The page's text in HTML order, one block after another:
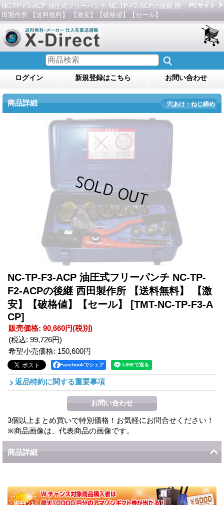
NC-TP-F3-ACP 油圧式フリーパンチ NC-TP-F2-ACPの後継 西
田製作所 【送料無料】 【激安】【破格値】【セール】
PCサイト
ログイン 新規登録はこちら お問い合わせ
商品詳細 穴あけ・ねじ締め
NC-TP-F3-ACP 油圧式フリーパンチ NC-TP-
F2-ACPの後継 西田製作所 【送料無料】 【激
安】【破格値】【セール】 [TMT-NC-TP-F3-A
CP]
販売価格: 90,660円(税別)
(税込: 99,726円)
希望小売価格: 150,600円
Facebookでシェア
返品特約に関する重要事項
3個以上まとめ買いで特別価格！お気軽にお問合せください！
※商品画像は、代表商品の画像です。
商品詳細